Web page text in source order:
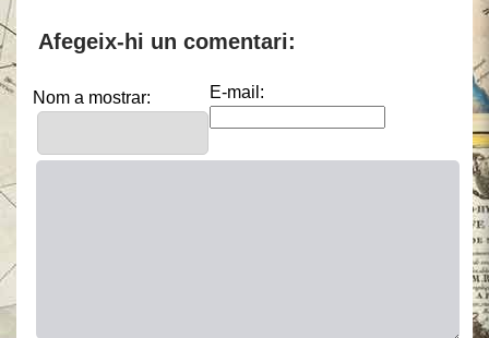
Afegeix-hi un comentari:
Nom a mostrar: E-mail: